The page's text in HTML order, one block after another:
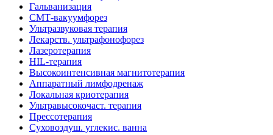
Гальванизация
СМТ-вакуумфорез
Ультразвуковая терапия
Лекарств. ультрафонофорез
Лазеротерапия
HIL-терапия
Высокоинтенсивная магнитотерапия
Аппаратный лимфодренаж
Локальная криотерапия
Ультравысокочаст. терапия
Прессотерапия
Суховоздуш. углекис. ванна